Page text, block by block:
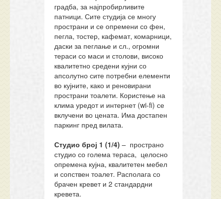
градба, за најпробирливите
патници. Сите студија се многу
пространи и се опремени со фен,
пегла, тостер, кафемат, комарници,
даски за пеглање и сл., огромни
тераси со маси и столови, високо
квалитетно средени кујни со
апсолутно сите потребни елементи
во кујните, како и реновирани
пространи тоалети. Користење на
клима уредот и интернет (wi-fi) се
вклучени во цената. Има достапен
паркинг пред вилата.
Студио број 1 (1/4) – пространо
студио со голема тераса, целосно
опремена кујна, квалитетен мебел
и сопствен тоалет. Располага со
брачен кревет и 2 стандардни
кревета.